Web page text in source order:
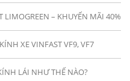
LIMOGREEN – KHUYẾN MÃI 40%
XE VINFAST VF9, VF7
LÁI NHƯ THẾ NÀO?